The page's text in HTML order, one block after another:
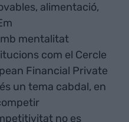
alimentació,
mentalitat
com el Cercle
Financial Private
un tema cabdal, en
no es